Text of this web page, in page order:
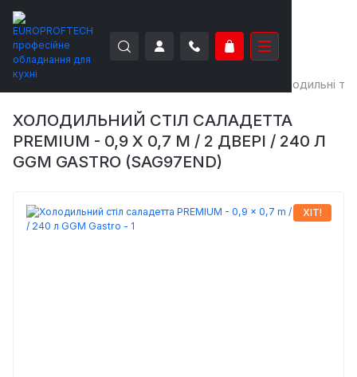
EUROPROFTECH Холодильні
ХОЛОДИЛЬНИЙ СТІЛ САЛАДЕТТА
PREMIUM - 0,9 X 0,7 M / 2 ДВЕРІ / 240 Л
GGM GASTRO (SAG97END)
ХІТ!